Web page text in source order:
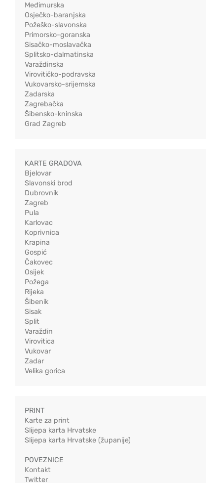
Međimurska
Osječko-baranjska
Požeško-slavonska
Primorsko-goranska
Sisačko-moslavačka
Splitsko-dalmatinska
Varaždinska
Virovitičko-podravska
Vukovarsko-srijemska
Zadarska
Zagrebačka
Šibensko-kninska
Grad Zagreb
KARTE GRADOVA
Bjelovar
Slavonski brod
Dubrovnik
Zagreb
Pula
Karlovac
Koprivnica
Krapina
Gospić
Čakovec
Osijek
Požega
Rijeka
Šibenik
Sisak
Split
Varaždin
Virovitica
Vukovar
Zadar
Velika gorica
PRINT
Karte za print
Slijepa karta Hrvatske
Slijepa karta Hrvatske (županije)
POVEZNICE
Kontakt
Twitter